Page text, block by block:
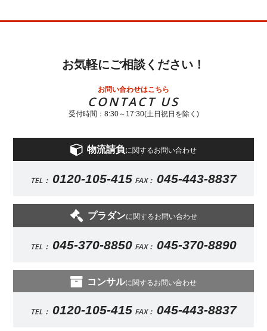
お気軽にご相談ください！
お問い合わせはこちら
CONTACT US
受付時間：8:30～17:30(土日祝日を除く)
物流請負に関するお問い合わせ
TEL： 0120-105-415 FAX： 045-443-8837
プラダンに関するお問い合わせ
TEL： 045-370-8850 FAX： 045-370-8890
コンサルに関するお問い合わせ
TEL： 0120-105-415 FAX： 045-443-8837